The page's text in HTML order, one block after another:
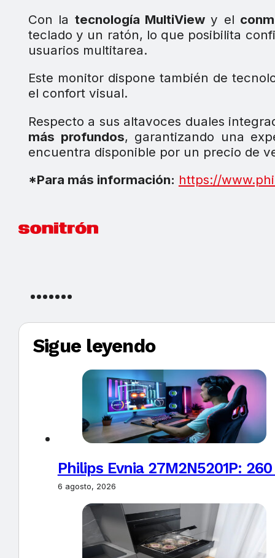
Con la tecnología MultiView y el
teclado y un ratón, lo que posibilita
usuarios multitarea.
Este monitor dispone también de
el confort visual.
Respecto a sus altavoces duales
más profundos, garantizando una
encuentra disponible por un precio de
*Para más información: https://
Sigue leyendo
Philips Evnia 27M2N5201P:
6 agosto, 2026